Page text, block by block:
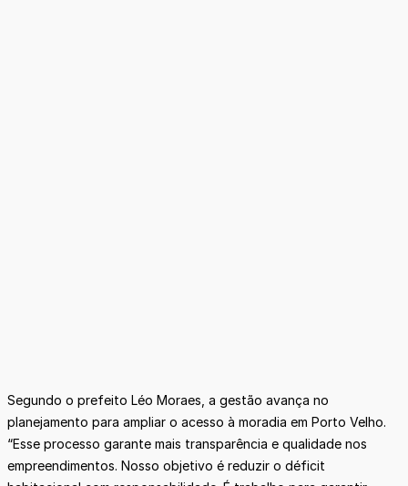
Segundo o prefeito Léo Moraes, a gestão avança no
planejamento para ampliar o acesso à moradia em Porto Velho.
“Esse processo garante mais transparência e qualidade nos
empreendimentos. Nosso objetivo é reduzir o déficit